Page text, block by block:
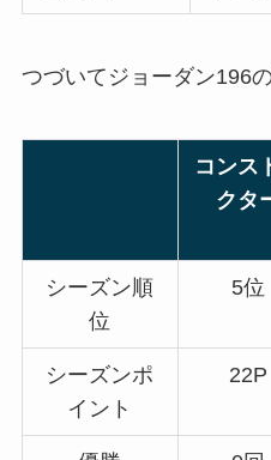
つづいてジョーダン196
コンス
クタ
シーズン順
位
5位
シーズンポ
イント
22P